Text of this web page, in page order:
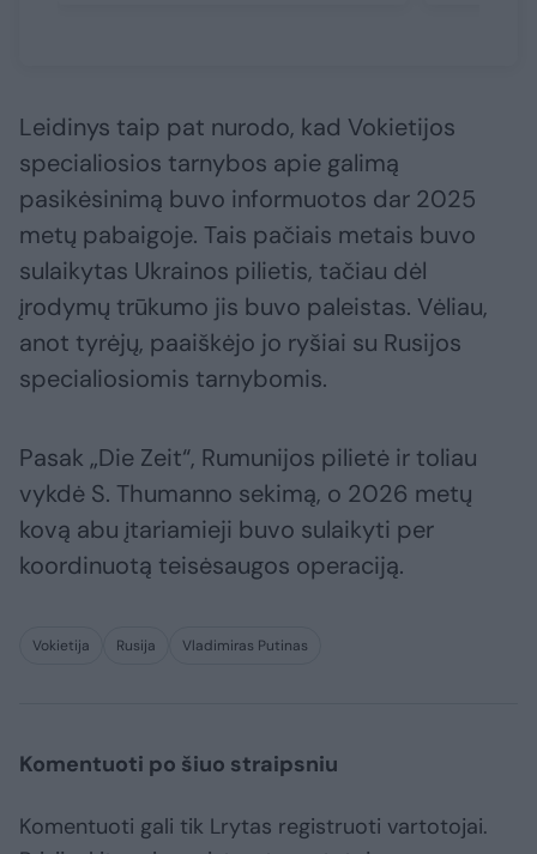
Leidinys taip pat nurodo, kad Vokietijos
specialiosios tarnybos apie galimą
pasikėsinimą buvo informuotos dar 2025
metų pabaigoje. Tais pačiais metais buvo
sulaikytas Ukrainos pilietis, tačiau dėl
įrodymų trūkumo jis buvo paleistas. Vėliau,
anot tyrėjų, paaiškėjo jo ryšiai su Rusijos
specialiosiomis tarnybomis.
Pasak „Die Zeit“, Rumunijos pilietė ir toliau
vykdė S. Thumanno sekimą, o 2026 metų
kovą abu įtariamieji buvo sulaikyti per
koordinuotą teisėsaugos operaciją.
Vokietija Rusija Vladimiras Putinas
Komentuoti po šiuo straipsniu
Komentuoti gali tik Lrytas registruoti vartotojai.